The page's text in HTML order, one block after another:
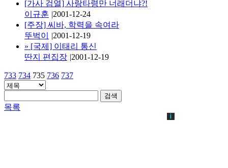
[가사 검열] 사랑타령만 너래더냐?!
이규훈 |2001-12-24
[주장] 씨바, 학력을 속여라
뚜벅이
|2001-12-19
» [국제] 이태리 통신
딴지 편집장 |2001-12-19
733 734 735 736 737
검색
목록